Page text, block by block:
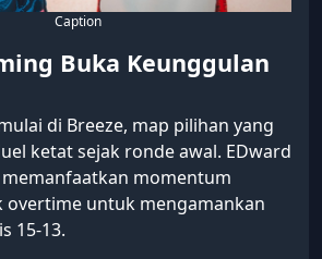
Caption
Buka Keunggulan
di Breeze, map pilihan yang
ketat sejak ronde awal. EDward
momentum
overtime untuk mengamankan
15-13.